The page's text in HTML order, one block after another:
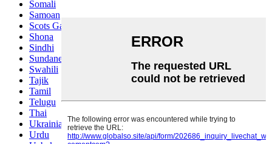
Somali
Samoan
Scots Gaelic
Shona
Sindhi
Sundanese
Swahili
Tajik
Tamil
Telugu
Thai
Ukrainian
Urdu